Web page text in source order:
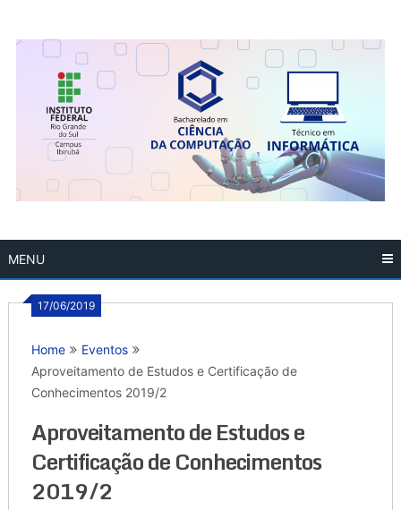
MENU
17/06/2019
Home
Eventos
Aproveitamento de Estudos e Certificação de
Conhecimentos 2019/2
Aproveitamento de Estudos e
Certificação de Conhecimentos
2019/2